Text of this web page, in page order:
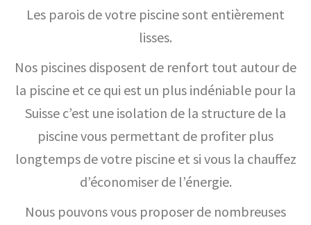
Les parois de votre piscine sont entièrement
lisses.
Nos piscines disposent de renfort tout autour de
la piscine et ce qui est un plus indéniable pour la
Suisse c’est une isolation de la structure de la
piscine vous permettant de profiter plus
longtemps de votre piscine et si vous la chauffez
d’économiser de l’énergie.
Nous pouvons vous proposer de nombreuses